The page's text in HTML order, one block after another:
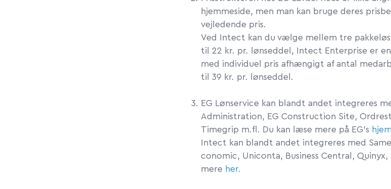
hjemmeside, men man kan bruge deres
vejledende pris.
Ved Intect kan du vælge mellem tre
til 22 kr. pr. lønseddel, Intect Enterprise er
med individuel pris afhængigt af antal
til 39 kr. pr. lønseddel.
EG Lønservice kan blandt andet integreres
Administration, EG Construction Site,
Timegrip m.fl . Du kan læse mere på EG’s
Intect kan blandt andet integreres med
conomic, Uniconta, Business Central,
mere her.